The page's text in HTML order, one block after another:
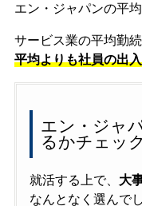
エン・ジャパンの平
サービス業の平均勤
平均よりも社員の出
エン・ジャ
るかチェッ
就活する上で、 大
なんとなく選んで